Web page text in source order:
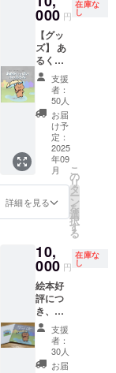
るお名
前をご
記入く
ださ
い。
【グッ
ズ】 あ
るくメ
ンバー
が作成
した平
成３０
年西日
本豪雨
災害を
伝える
者様の
交通費
や滞在
費は各
自でご
負担く
ださ
い。 ・
クラウ
ドファ
ンディ
ング終
了後、
日時や
会場な
ど詳細
案内し
ます。
000 円
在庫な
し
【グッ
ズ】 あ
るくメ
ンバー
が作成
した防
災おや
こ手帳2
冊セッ
ト＋あ
るくメ
ンバー
が作成
した平
成３０
年西日
災害を
伝える
絵本1冊
【お礼
のメッ
セー
ジ】 感
謝の気
持ちを
込め
支援
者：
50人
お届
け予
定：
2025
年09
月
詳細を見る
こ
の
リ
タ
ー
ン
を
選
択
す
る
10,
000 円
在庫な
し
絵本好
評につ
き、数
量を増
やしま
した！
こちら
支援
者：
30人
お届